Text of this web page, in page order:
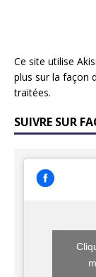
Ce site utilise
plus sur la façon
traitées.
SUIVRE SUR